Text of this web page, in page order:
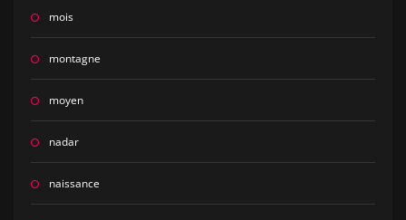
mois
montagne
moyen
nadar
naissance